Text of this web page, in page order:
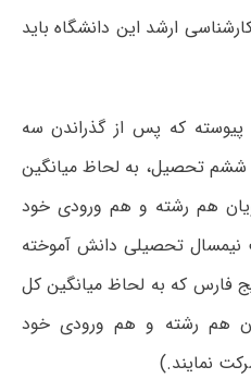
ارشد این دانشگاه باید
پیوسته که پس از گذراندن سه
ششم تحصیل، به لحاظ میانگین
هم رشته و هم ورودی خود
تحصیلی دانش آموخته
فارس که به لحاظ میانگین کل
هم رشته و هم ورودی خود
نمایند.)